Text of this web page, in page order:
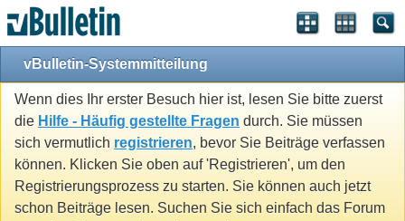
vBulletin-Systemmitteilung
Wenn dies Ihr erster Besuch hier ist, lesen Sie bitte zuerst
die Hilfe - Häufig gestellte Fragen durch. Sie müssen
sich vermutlich registrieren, bevor Sie Beiträge verfassen
können. Klicken Sie oben auf 'Registrieren', um den
Registrierungsprozess zu starten. Sie können auch jetzt
schon Beiträge lesen. Suchen Sie sich einfach das Forum